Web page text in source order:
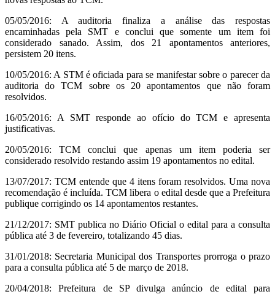
05/05/2016: A auditoria finaliza a análise das respostas
encaminhadas pela SMT e conclui que somente um item foi
considerado sanado. Assim, dos 21 apontamentos anteriores,
persistem 20 itens.
10/05/2016: A STM é oficiada para se manifestar sobre o parecer da
auditoria do TCM sobre os 20 apontamentos que não foram
resolvidos.
16/05/2016: A SMT responde ao ofício do TCM e apresenta
justificativas.
20/05/2016: TCM conclui que apenas um item poderia ser
considerado resolvido restando assim 19 apontamentos no edital.
13/07/2017: TCM entende que 4 itens foram resolvidos. Uma nova
recomendação é incluída. TCM libera o edital desde que a Prefeitura
publique corrigindo os 14 apontamentos restantes.
21/12/2017: SMT publica no Diário Oficial o edital para a consulta
pública até 3 de fevereiro, totalizando 45 dias.
31/01/2018: Secretaria Municipal dos Transportes prorroga o prazo
para a consulta pública até 5 de março de 2018.
20/04/2018: Prefeitura de SP divulga anúncio de edital para